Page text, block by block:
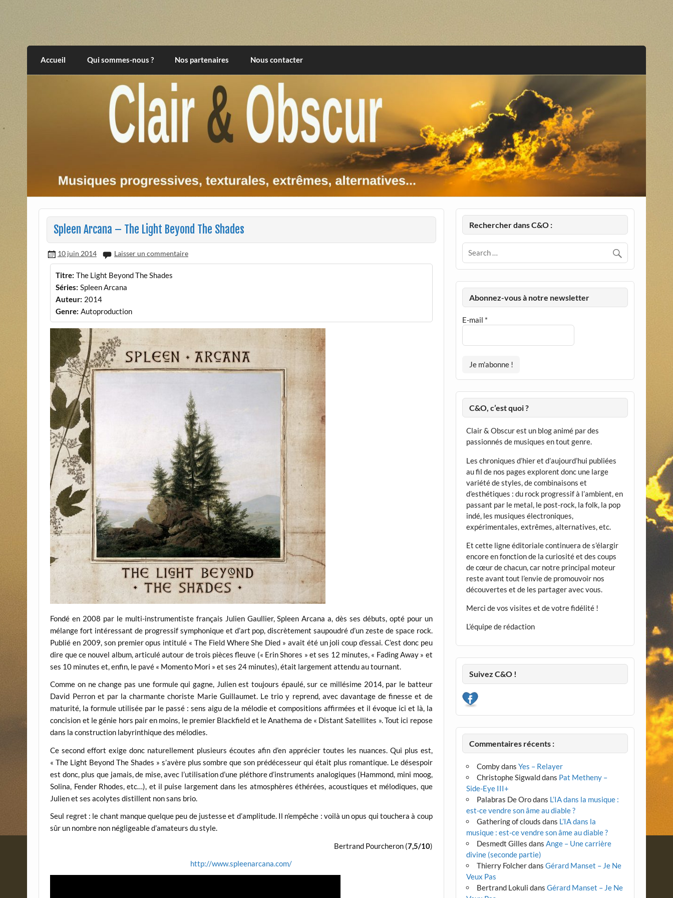
Clair et Obscur
Accueil Qui sommes-nous ? Nos partenaires Nous contacter
Spleen Arcana – The Light Beyond The Shades
10 juin 2014 Laisser un commentaire
Titre: The Light Beyond The Shades
Séries: Spleen Arcana
Auteur: 2014
Genre: Autoproduction
Fondé en 2008 par le multi-instrumentiste français Julien Gaullier, Spleen Arcana a, dès ses débuts, opté pour un
mélange fort intéressant de progressif symphonique et d’art pop, discrètement saupoudré d’un zeste de space rock.
Publié en 2009, son premier opus intitulé « The Field Where She Died » avait été un joli coup d’essai. C’est donc peu
dire que ce nouvel album, articulé autour de trois pièces fleuve (« Erin Shores » et ses 12 minutes, « Fading Away » et
ses 10 minutes et, enfin, le pavé « Momento Mori » et ses 24 minutes), était largement attendu au tournant.
Comme on ne change pas une formule qui gagne, Julien est toujours épaulé, sur ce millésime 2014, par le batteur
David Perron et par la charmante choriste Marie Guillaumet. Le trio y reprend, avec davantage de finesse et de
maturité, la formule utilisée par le passé : sens aigu de la mélodie et compositions affirmées et il évoque ici et là, la
concision et le génie hors pair en moins, le premier Blackfield et le Anathema de « Distant Satellites ». Tout ici repose
dans la construction labyrinthique des mélodies.
Ce second effort exige donc naturellement plusieurs écoutes afin d’en apprécier toutes les nuances. Qui plus est,
« The Light Beyond The Shades » s’avère plus sombre que son prédécesseur qui était plus romantique. Le désespoir
est donc, plus que jamais, de mise, avec l’utilisation d’une pléthore d’instruments analogiques (Hammond, mini moog,
Solina, Fender Rhodes, etc…), et il puise largement dans les atmosphères éthérées, acoustiques et mélodiques, que
Julien et ses acolytes distillent non sans brio.
Seul regret : le chant manque quelque peu de justesse et d’amplitude. Il n’empêche : voilà un opus qui touchera à coup
sûr un nombre non négligeable d’amateurs du style.
Bertrand Pourcheron (7,5/10)
http://www.spleenarcana.com/
Rechercher dans C&O :
Abonnez-vous à notre newsletter
E-mail *
C&O, c’est quoi ?
Clair & Obscur est un blog animé par des
passionnés de musiques en tout genre.
Les chroniques d’hier et d’aujourd’hui publiées
au fil de nos pages explorent donc une large
variété de styles, de combinaisons et
d’esthétiques : du rock progressif à l’ambient, en
passant par le metal, le post-rock, la folk, la pop
indé, les musiques électroniques,
expérimentales, extrêmes, alternatives, etc.
Et cette ligne éditoriale continuera de s’élargir
encore en fonction de la curiosité et des coups
de cœur de chacun, car notre principal moteur
reste avant tout l’envie de promouvoir nos
découvertes et de les partager avec vous.
Merci de vos visites et de votre fidélité !
L’équipe de rédaction
Suivez C&O !
Commentaires récents :
CombydansYes – Relayer
Christophe Sigwalddans Pat Metheny –
Side-Eye III+
Palabras De Orodans L’IA dans la musique :
est-ce vendre son âme au diable ?
Gathering of clouds dans L’IA dans la
musique : est-ce vendre son âme au diable ?
Desmedt Gilles dansAnge – Une carrière
divine (seconde partie)
Thierry FolcherdansGérard Manset – Je Ne
Veux Pas
Bertrand Lokuli dansGérard Manset – Je Ne